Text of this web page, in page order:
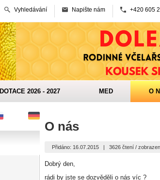
Vyhledávání Napište nám +420 605
DOTACE 2026 - 2027 MED O
O nás
Přidáno: 16.07.2015 | 3626 čtení /
Dobrý den,
rádi by jste se dozvěděli o nás víc ?